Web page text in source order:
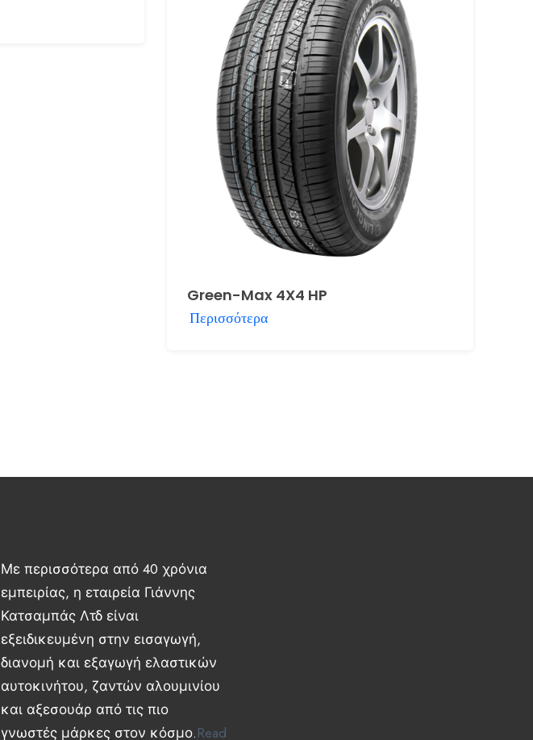
Green-Max 4X4 HP
Περισσότερα
Με περισσότερα από 40 χρόνια
εμπειρίας, η εταιρεία Γιάννης
Κατσαμπάς Λτδ είναι
εξειδικευμένη στην εισαγωγή,
διανομή και εξαγωγή ελαστικών
αυτοκινήτου, ζαντών αλουμινίου
και αξεσουάρ από τις πιο
γνωστές μάρκες στον κόσμο.Read